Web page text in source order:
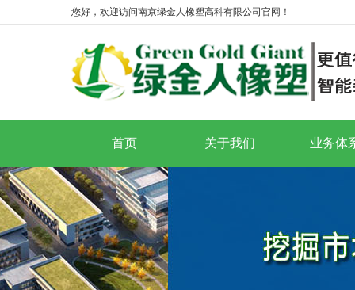
您好，欢迎访问南京绿金人橡塑高科有限公司官网！
首页 关于我们 业务体